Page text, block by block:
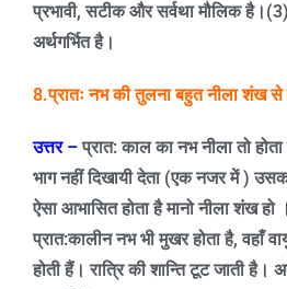
प्रभावी,सटीक और सर्वथा मौलिक है।(3)
अर्थगर्भित है।
8.प्रातः नभ की तुलना बहुत नीला शंख से
उत्तर – प्रात: काल का नभ नीला तो होता
भाग नहीं दिखायी देता (एक नजर में )
ऐसा आभासित होता है मानो नीला शंख
प्रात:कालीन नभ भी मुखर होता है,वहाँ
होती हैं। रात्रि की शान्ति टूट जाती है।